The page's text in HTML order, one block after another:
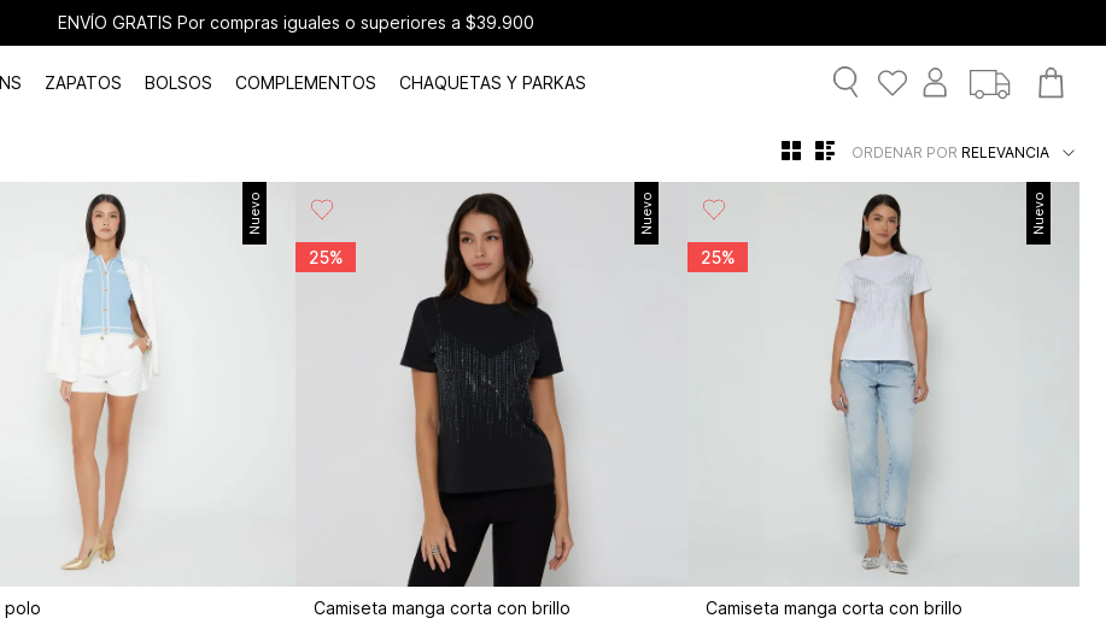
ENVÍO GRATIS Por compras iguales o superiores a $39.900
ZAPATOS BOLSOS COMPLEMENTOS CHAQUETAS Y PARKAS
ORDENAR POR RELEVANCIA
Nuevo
polo
Nuevo
25%
Camiseta manga corta con brillo
Nuevo
25%
Camiseta manga corta con brillo